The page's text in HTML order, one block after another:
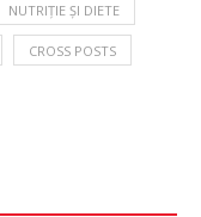
NUTRIȚIE ȘI DIETE
CROSS POSTS